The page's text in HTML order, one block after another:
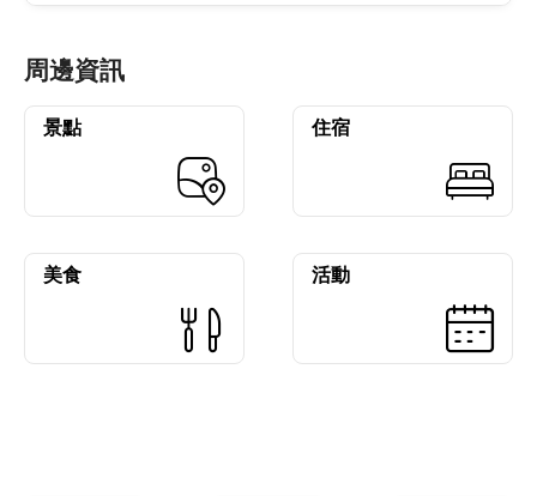
周邊資訊
景點 住宿
美食 活動